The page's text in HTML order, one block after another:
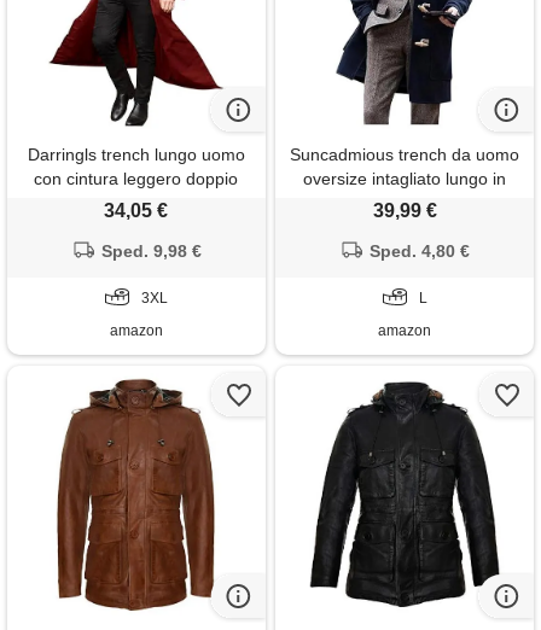
Darringls trench lungo uomo
con cintura leggero doppio
petto trench coat slim fit
giacca allentata uomo
xxxl
34,05 €
Sped. 9,98 €
3XL
amazon
Suncadmious trench da uomo
oversize intagliato lungo in
misto lana sintetica cappotto
risvolto con cappuccio (blu, l)
39,99 €
Sped. 4,80 €
L
amazon